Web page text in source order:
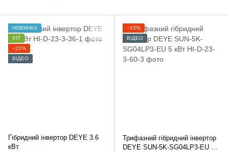
НОВИНКА
ХІТ
−21%
ВІДЕО
Гібридний інвертор DEYE 3.6
кВт
−15%
ВІДЕО
Трифазний гібридний інвертор
DEYE SUN-5K-SG04LP3-EU 5